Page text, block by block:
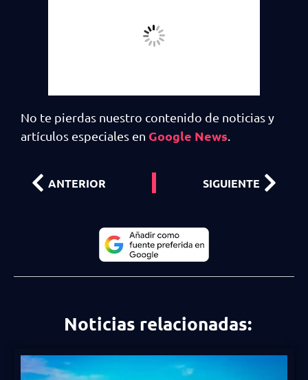
No te pierdas nuestro contenido de noticias y
artículos especiales en Google News.
ANTERIOR SIGUIENTE
Noticias relacionadas: